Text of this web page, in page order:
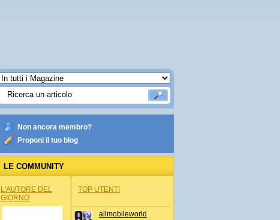
Non ancora membro?
Proponi il tuo blog
LE COMMUNITY
L'AUTORE DEL
GIORNO
TOP UTENTI
allmobileworld